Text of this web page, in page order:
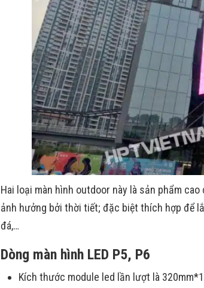
Hai loại màn hình outdoor này là sản phẩm
ảnh hưởng bởi thời tiết; đặc biệt thích hợp để
đá,…
Dòng màn hình LED P5, P6
Kích thước module led lần lượt là